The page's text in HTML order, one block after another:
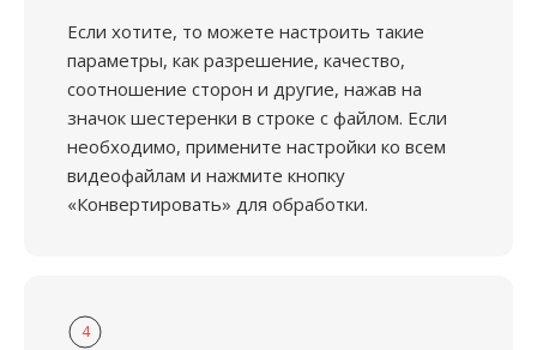
Если хотите, то можете настроить такие
параметры, как разрешение, качество,
соотношение сторон и другие, нажав на
значок шестеренки в строке с файлом. Если
необходимо, примените настройки ко всем
видеофайлам и нажмите кнопку
«Конвертировать» для обработки.
4